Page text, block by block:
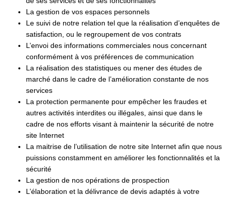
La gestion de vos espaces personnels
Le suivi de notre relation tel que la réalisation d’enquêtes de
satisfaction, ou le regroupement de vos contrats
L’envoi des informations commerciales nous concernant
conformément à vos préférences de communication
La réalisation des statistiques ou mener des études de
marché dans le cadre de l’amélioration constante de nos
services
La protection permanente pour empêcher les fraudes et
autres activités interdites ou illégales, ainsi que dans le
cadre de nos efforts visant à maintenir la sécurité de notre
site Internet
La maitrise de l’utilisation de notre site Internet afin que nous
puissions constamment en améliorer les fonctionnalités et la
sécurité
La gestion de nos opérations de prospection
L’élaboration et la délivrance de devis adaptés à votre